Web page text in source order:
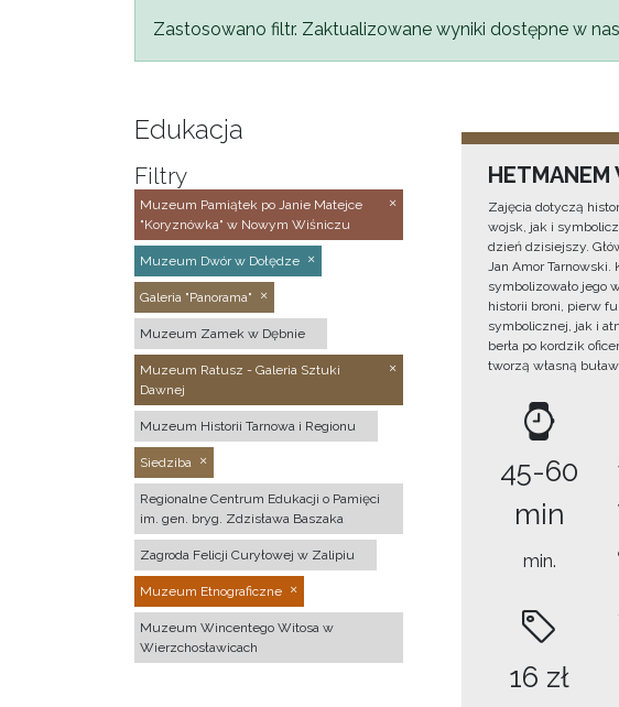
Komunikat
Zastosowano filtr. Zaktualizowane wyniki dostępne w
Edukacja
Filtry
Muzeum Pamiątek po Janie Matejce
"Koryznówka" w Nowym Wiśniczu
Muzeum Dwór w Dołędze
Galeria "Panorama"
Muzeum Zamek w Dębnie
Muzeum Ratusz - Galeria Sztuki
Dawnej
Muzeum Historii Tarnowa i Regionu
Siedziba
Regionalne Centrum Edukacji o Pamięci
im. gen. bryg. Zdzisława Baszaka
Zagroda Felicji Curyłowej w Zalipiu
Muzeum Etnograficzne
Muzeum Wincentego Witosa w
Wierzchosławicach
HETMANEM
Zajęcia dotyczą
wojsk, jak i
dzień dzisiejszy.
Jan Amor Tarnowski.
symbolizowało jego
historii broni, pierw
symbolicznej, jak i
berła po kordzik
tworzą własną
45-60
min
min.
16 zł